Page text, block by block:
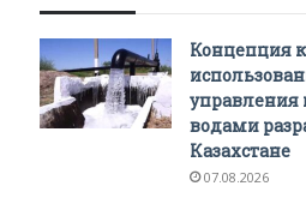
Концепция
водами
Казахстане
07.08.2026